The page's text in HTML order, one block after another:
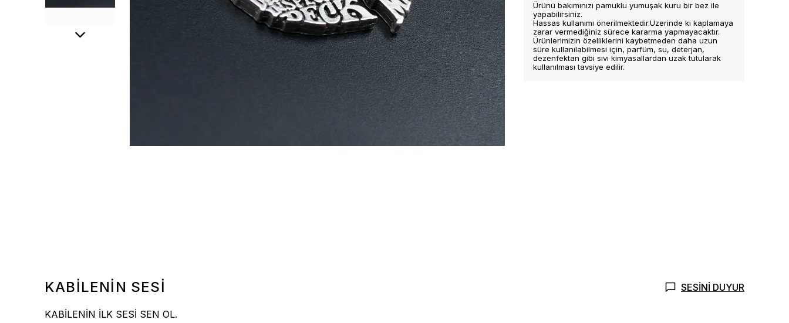
Ürünü bakımınızı pamuklu yumuşak kuru bir bez ile
yapabilirsiniz.
Hassas kullanımı önerilmektedir.Üzerinde ki kaplamaya
zarar vermediğiniz sürece kararma yapmayacaktır.
Ürünlerimizin özelliklerini kaybetmeden daha uzun
süre kullanılabilmesi için, parfüm, su, deterjan,
dezenfektan gibi sıvı kimyasallardan uzak tutularak
kullanılması tavsiye edilir.
KABİLENİN SESİ SESİNİ DUYUR
KABİLENİN İLK SESİ SEN OL.